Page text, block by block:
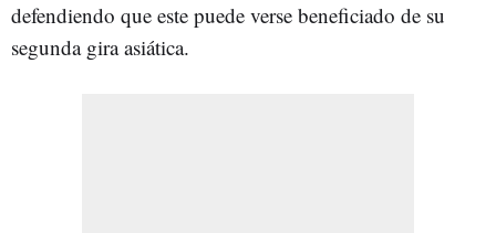
defendiendo que este puede verse beneficiado de su
segunda gira asiática.